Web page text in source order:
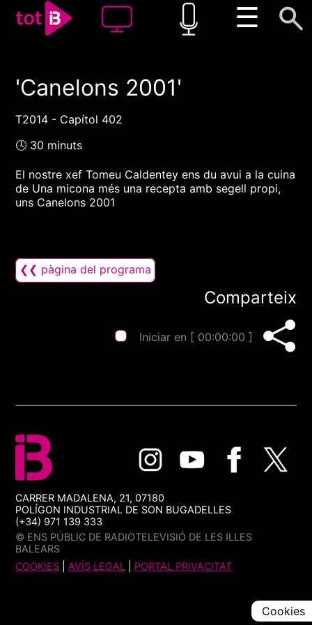
☰
00:00 00:00
1x
'Canelons 2001'
T2014 - Capítol 402
🕓 30 minuts
El nostre xef Tomeu Caldentey ens du avui a la cuina
de Una micona més una recepta amb segell propi,
uns Canelons 2001
❮❮ pàgina del programa
Comparteix
Iniciar en [ 00:00:00 ]
CARRER MADALENA, 21, 07180
POLÍGON INDUSTRIAL DE SON BUGADELLES
(+34) 971 139 333
© ENS PÚBLIC DE RADIOTELEVISIÓ DE LES ILLES
BALEARS
COOKIES |AVÍS LEGAL PORTAL PRIVACITAT
Cookies